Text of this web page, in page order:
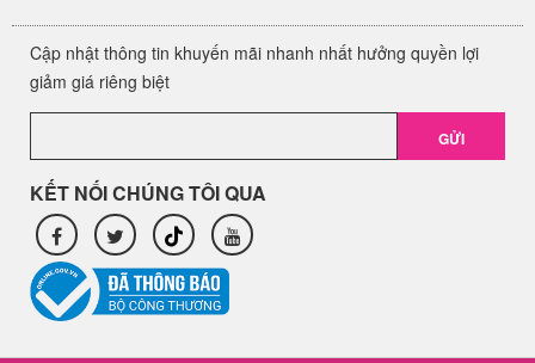
Cập nhật thông tin khuyến mãi nhanh nhất hưởng quyền lợi
giảm giá riêng biệt
GỬI
KẾT NỐI CHÚNG TÔI QUA